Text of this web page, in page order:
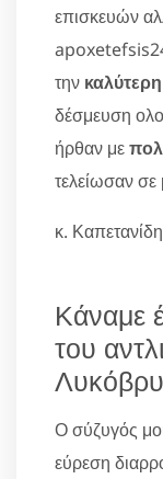
επισκευών
την καλύτερη
δέσμευση
ήρθαν με
τελείωσαν
κ.
Κάναμε
του
Ο σύζυγός
εύρεση